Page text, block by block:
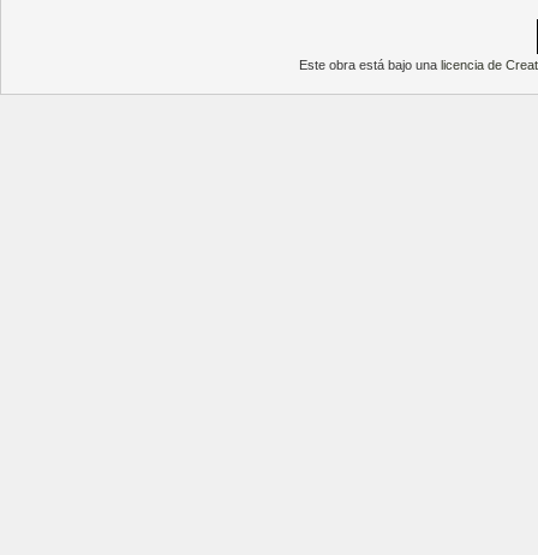
Este obra está bajo unalicencia de